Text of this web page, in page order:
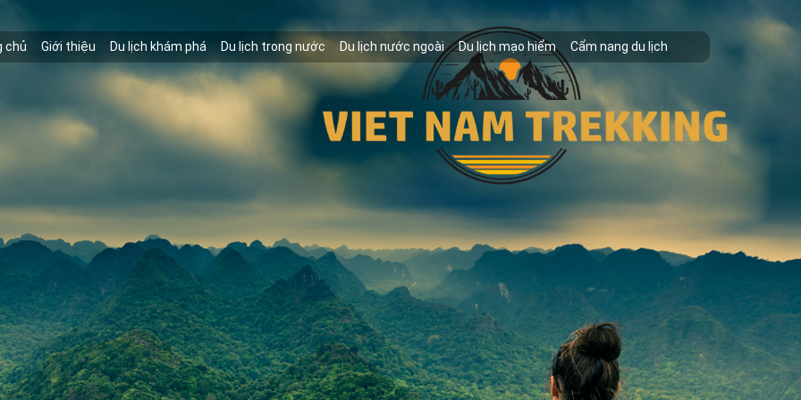
chủ Giới thiệu Du lịch khám phá Du lịch trong nước Du lịch nước ngoài Du lịch mạo hiểm Cẩm nang du lịch